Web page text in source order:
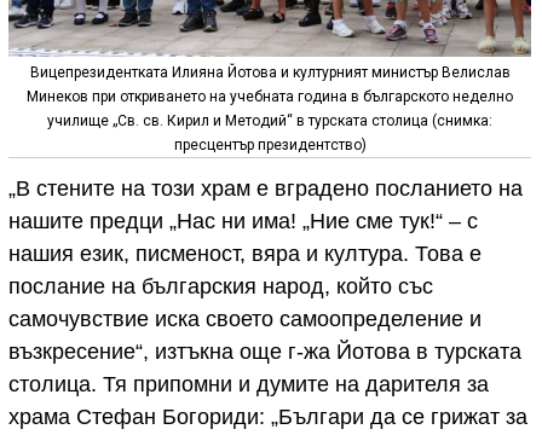
Вицепрезидентката Илияна Йотова и културният министър Велислав
Минеков при откриването на учебната година в българското неделно
училище „Св. св. Кирил и Методий“ в турската столица (снимка:
пресцентър президентство)
„В стените на този храм е вградено посланието на
нашите предци „Нас ни има! „Ние сме тук!“ – с
нашия език, писменост, вяра и култура. Това е
послание на българския народ, който със
самочувствие иска своето самоопределение и
възкресение“, изтъкна още г-жа Йотова в турската
столица. Тя припомни и думите на дарителя за
храма Стефан Богориди: „Българи да се грижат за